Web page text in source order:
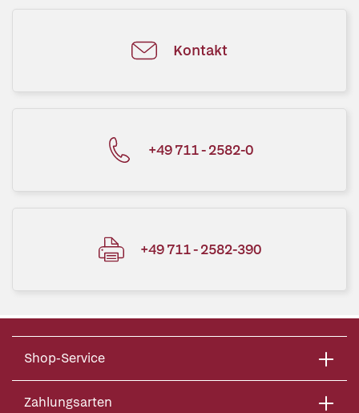
Kontakt
+49 711 - 2582-0
+49 711 - 2582-390
Shop-Service
Zahlungsarten